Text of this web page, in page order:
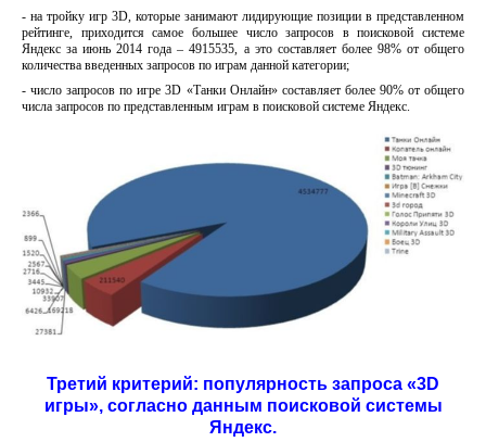
- на тройку игр 3D, которые занимают лидирующие позиции в представленном
рейтинге, приходится самое большее число запросов в поисковой системе
Яндекс за июнь 2014 года – 4915535, а это составляет более 98% от общего
количества введенных запросов по играм данной категории;
- число запросов по игре 3D «Танки Онлайн» составляет более 90% от общего
числа запросов по представленным играм в поисковой системе Яндекс.
Третий критерий: популярность запроса «3D
игры», согласно данным поисковой системы
Яндекс.